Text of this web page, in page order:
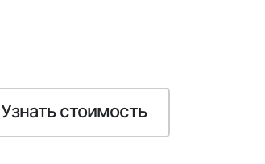
Узнать стоимость